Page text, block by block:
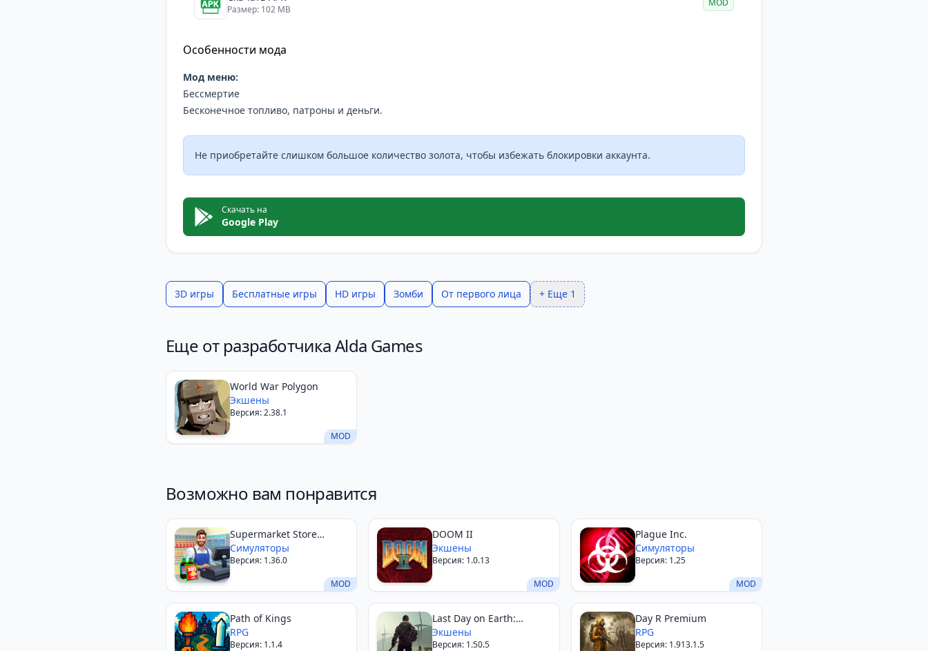
Размер: 102 MB
MOD
Особенности мода
Мод меню:
Бессмертие
Бесконечное топливо, патроны и деньги.
Не приобретайте слишком большое количество золота, чтобы избежать блокировки аккаунта.
Скачать на
Google Play
3D игры Бесплатные игры HD игры Зомби От первого лица + Еще 1
Еще от разработчика Alda Games
MOD
World War Polygon
Экшены
Версия: 2.38.1
Возможно вам понравится
MOD
Supermarket Store
Simulator
Симуляторы
Версия: 1.36.0
MOD
DOOM II
Экшены
Версия: 1.0.13
MOD
Plague Inc.
Симуляторы
Версия: 1.25
Path of Kings
RPG
Версия: 1.1.4
Last Day on Earth:
Survival
Экшены
Версия: 1.50.5
Day R Premium
RPG
Версия: 1.913.1.5